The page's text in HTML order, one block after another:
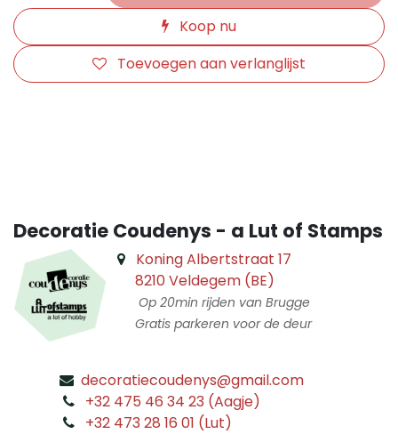
Koop nu
Toevoegen aan verlanglijst
Decoratie Coudenys - a Lut of Stamps
Koning Albertstraat 17
8210 Veldegem (BE)
Op 20min rijden van Brugge
Gratis parkeren voor de deur
decoratiecoudenys@gmail.com
+32 475 46 34 23 (Aagje)
+32 473 28 16 01 (Lut)